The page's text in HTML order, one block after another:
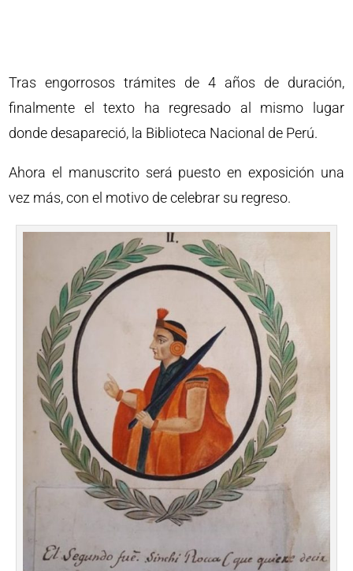
Tras engorrosos trámites de 4 años de duración,
finalmente el texto ha regresado al mismo lugar
donde desapareció, la Biblioteca Nacional de Perú.
Ahora el manuscrito será puesto en exposición una
vez más, con el motivo de celebrar su regreso.